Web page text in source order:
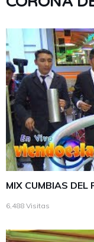
MIX CUMBIAS DEL
6,488 Visitas